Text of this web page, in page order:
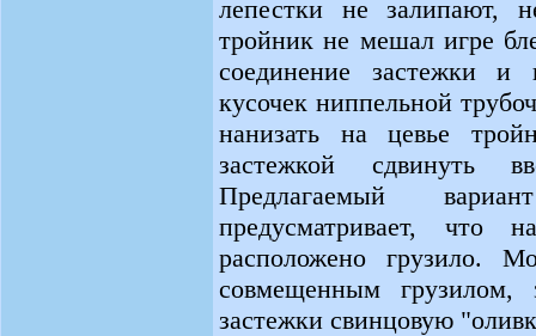
лепестки не залипают,
тройник не мешал игре
соединение застежки и
кусочек ниппельной
нанизать на цевье
застежкой сдвинуть
Предлагаемый
предусматривает, что
расположено грузило.
совмещенным
застежки свинцовую